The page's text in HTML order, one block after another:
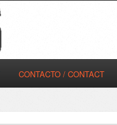
CONTACTO / CONTACT